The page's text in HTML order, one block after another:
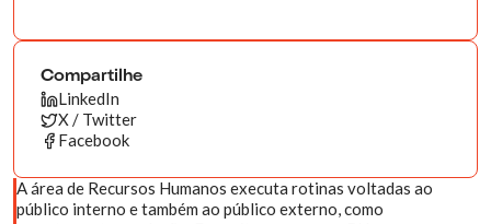
A área de Recursos Humanos executa rotinas voltadas ao
público interno e também ao público externo, como
Compartilhe
LinkedIn
X / Twitter
Facebook